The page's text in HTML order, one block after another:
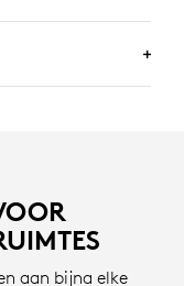
in gesprek zijn.
deelnemers in de
moet worden
in de
aan bijna elke